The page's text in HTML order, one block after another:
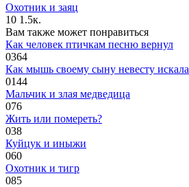
Охотник и заяц
10 1.5к.
Вам также может понравиться
Как человек птичкам песню вернул
0364
Как мышь своему сыну невесту искала
0144
Мальчик и злая медведица
076
Жить или помереть?
038
Куйцук и иныжи
060
Охотник и тигр
085